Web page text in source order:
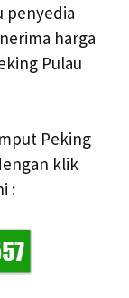
penyedia
harga
Pulau
Peking
klik
: